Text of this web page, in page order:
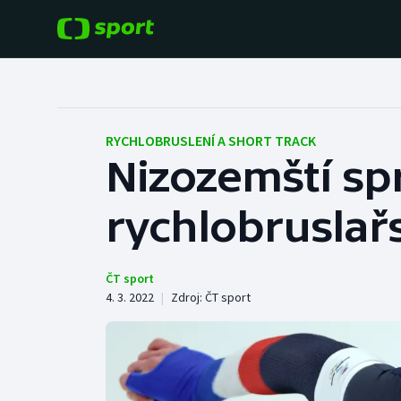
Hokej
Tenis
Cyklistika
Baseball a softbal
Basketbal
RYCHLOBRUSLENÍ A SHORT TRACK
Nizozemští
ČT sport
4. 3. 2022 | Zdroj: ČT sport